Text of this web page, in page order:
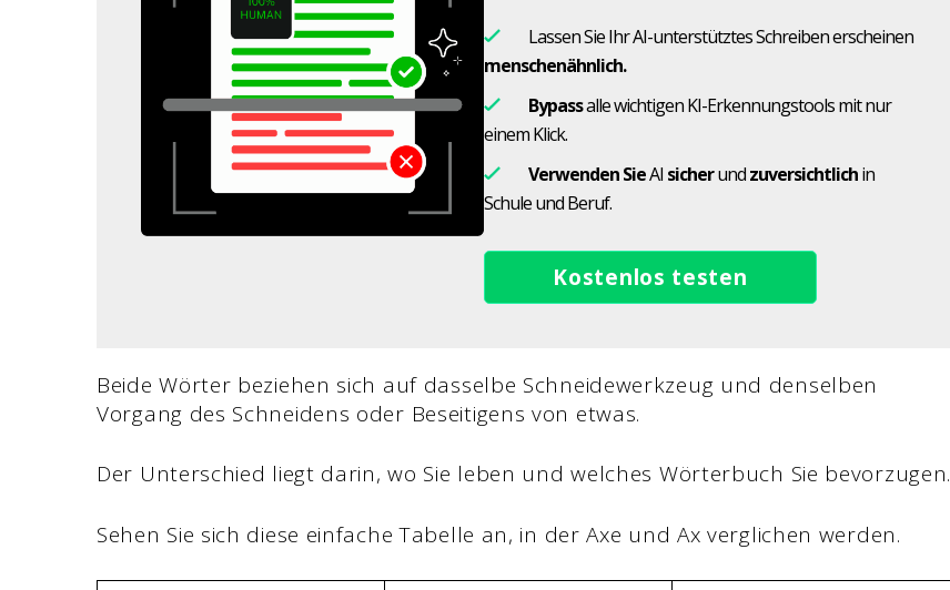
Lassen Sie Ihr AI-unterstütztes Schreiben erscheinen
menschenähnlich.
Bypassalle wichtigen KI-Erkennungstools mit nur
einem Klick.
Verwenden SieAI sicherundzuversichtlichin
Schule und Beruf.
Kostenlos testen
Beide Wörter beziehen sich auf dasselbe Schneidewerkzeug und denselben
Vorgang des Schneidens oder Beseitigens von etwas.
Der Unterschied liegt darin, wo Sie leben und welches Wörterbuch Sie bevorzugen.
Sehen Sie sich diese einfache Tabelle an, in der Axe und Ax verglichen werden.